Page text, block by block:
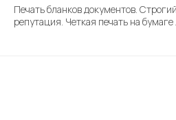
Печать бланков документов.
репутация. Четкая печать на